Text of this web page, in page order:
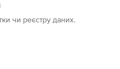
чи реєстру даних.